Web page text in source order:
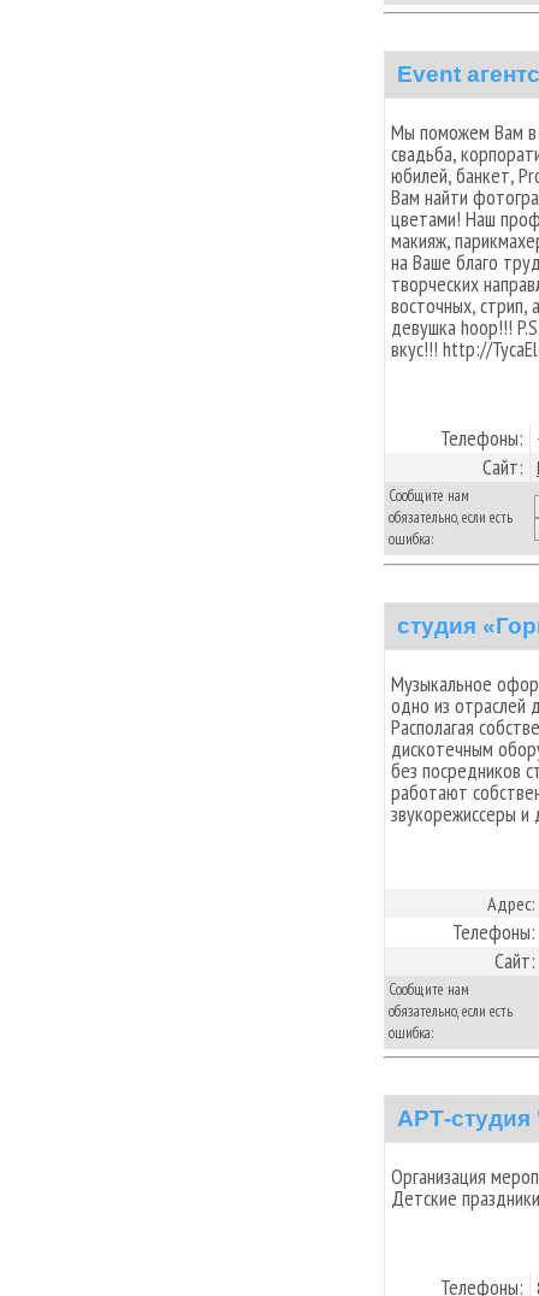
Event
Мы поможем Вам в
свадьба,
юбилей, банкет,
Вам найти
цветами! Наш
макияж,
на Ваше благо
творческих
восточных, стрип,
девушка hoop!!!
вкус!!! http://
Телефоны:
Сайт:
Сообщите нам
обязательно, если есть
ошибка:
студия
Музыкальное
одно из отраслей
Располагая
дискотечным
без посредников
работают
звукорежиссеры
Адрес:
Телефоны:
Сайт:
Сообщите нам
обязательно, если есть
ошибка:
АРТ-
Организация
Детские
Телефоны: